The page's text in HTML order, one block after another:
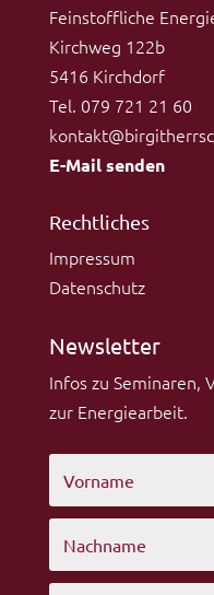
Feinstoffliche
Kirchweg 122b
5416 Kirchdorf
Tel. 079 721 21 60
E-Mail senden
Rechtliches
Impressum
Datenschutz
Newsletter
Infos zu Seminaren,
zur Energiearbeit.